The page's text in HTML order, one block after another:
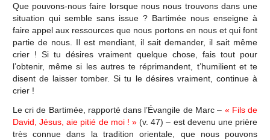
Que pouvons-nous faire lorsque nous nous trouvons dans une
situation qui semble sans issue ? Bartimée nous enseigne à
faire appel aux ressources que nous portons en nous et qui font
partie de nous. Il est mendiant, il sait demander, il sait même
crier ! Si tu désires vraiment quelque chose, fais tout pour
l’obtenir, même si les autres te réprimandent, t’humilient et te
disent de laisser tomber. Si tu le désires vraiment, continue à
crier !
Le cri de Bartimée, rapporté dans l’Évangile de Marc – « Fils de
David, Jésus, aie pitié de moi ! »(v. 47) – est devenu une prière
très connue dans la tradition orientale, que nous pouvons